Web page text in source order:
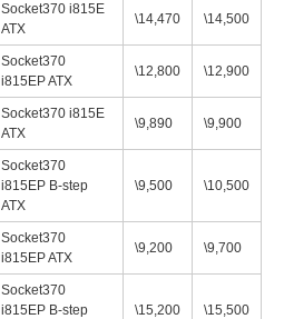
Socket370 i815E
ATX
\14,470 \14,500
Socket370
i815EP ATX
\12,800 \12,900
Socket370 i815E
ATX
\9,890 \9,900
Socket370
i815EP B-step
ATX
\9,500 \10,500
Socket370
i815EP ATX
\9,200 \9,700
Socket370
i815EP B-step
\15,200 \15,500